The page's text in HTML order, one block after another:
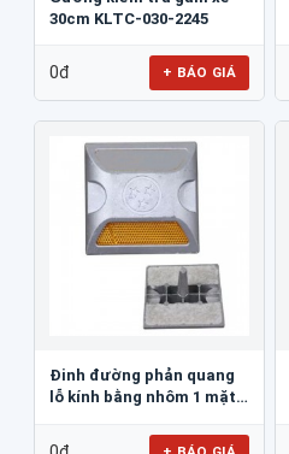
30cm KLTC-030-2245
0đ + BÁO GIÁ
Đinh đường phản quang
lỗ kính bằng nhôm 1 mặt